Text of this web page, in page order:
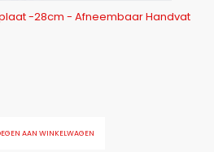
-28cm - Afneembaar Handvat
AAN WINKELWAGEN